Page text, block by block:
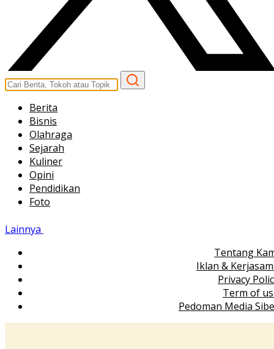
Berita
Bisnis
Olahraga
Sejarah
Kuliner
Opini
Pendidikan
Foto
Lainnya
Tentang
Iklan &
Privacy
Term of
Pedoman Media